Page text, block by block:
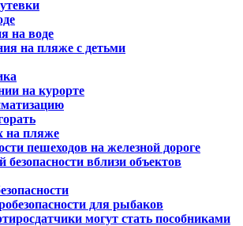
на воде
на пляже с детьми
на курорте
на пляже
пешеходов на железной дороге
вблизи объектов
для рыбаков
могут стать пособниками